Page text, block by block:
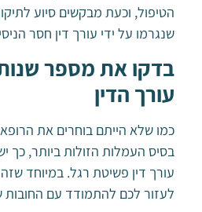
הטיפול, וכעת מבקשים סיוע
שנגרמו על ידי עורך דין חסר
בדקו את מספר שנות
עורך הדין
כמו שלא הייתם בוחרים את
בסיס העמלות הזולות ביותר, כך
עורך דין פשיטת רגל. במיוחד
לעזור לכם להתמודד עם החובות